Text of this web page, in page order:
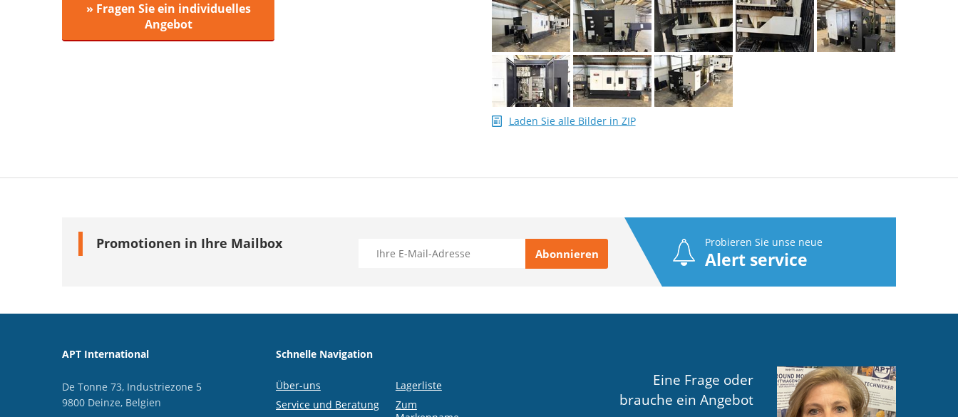
» Fragen Sie ein individuelles
Angebot
Laden Sie alle Bilder in ZIP
Promotionen in Ihre Mailbox Probieren Sie unse neue
Alert service
APT International
De Tonne 73, Industriezone 5
9800 Deinze, Belgien
Schnelle Navigation
Über-uns
Service und Beratung
Lagerliste
Zum
Eine Frage oder
brauche ein Angebot